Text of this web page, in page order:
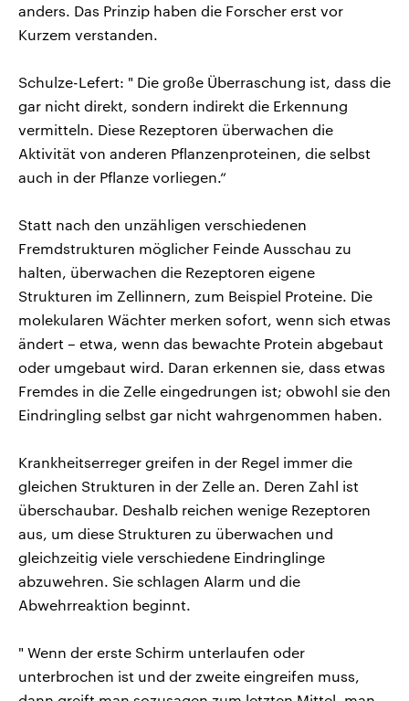
anders. Das Prinzip haben die Forscher erst vor
Kurzem verstanden.
Schulze-Lefert: " Die große Überraschung ist, dass die
gar nicht direkt, sondern indirekt die Erkennung
vermitteln. Diese Rezeptoren überwachen die
Aktivität von anderen Pflanzenproteinen, die selbst
auch in der Pflanze vorliegen.“
Statt nach den unzähligen verschiedenen
Fremdstrukturen möglicher Feinde Ausschau zu
halten, überwachen die Rezeptoren eigene
Strukturen im Zellinnern, zum Beispiel Proteine. Die
molekularen Wächter merken sofort, wenn sich etwas
ändert – etwa, wenn das bewachte Protein abgebaut
oder umgebaut wird. Daran erkennen sie, dass etwas
Fremdes in die Zelle eingedrungen ist; obwohl sie den
Eindringling selbst gar nicht wahrgenommen haben.
Krankheitserreger greifen in der Regel immer die
gleichen Strukturen in der Zelle an. Deren Zahl ist
überschaubar. Deshalb reichen wenige Rezeptoren
aus, um diese Strukturen zu überwachen und
gleichzeitig viele verschiedene Eindringlinge
abzuwehren. Sie schlagen Alarm und die
Abwehrreaktion beginnt.
" Wenn der erste Schirm unterlaufen oder
unterbrochen ist und der zweite eingreifen muss,